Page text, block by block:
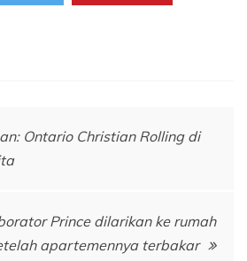
Ontario Christian Rolling di
Prince dilarikan ke rumah
apartemennya terbakar